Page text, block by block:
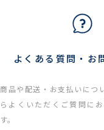
よくある質問・お
商品や配送・お支払いにつ
らよくいただくご質問に
す。